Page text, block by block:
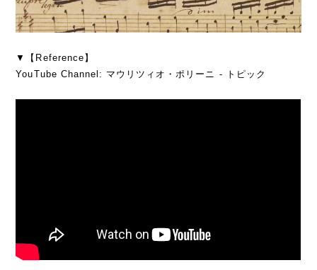
▼【Reference】
YouTube Channel: マウリツィオ・ポリーニ - トピック